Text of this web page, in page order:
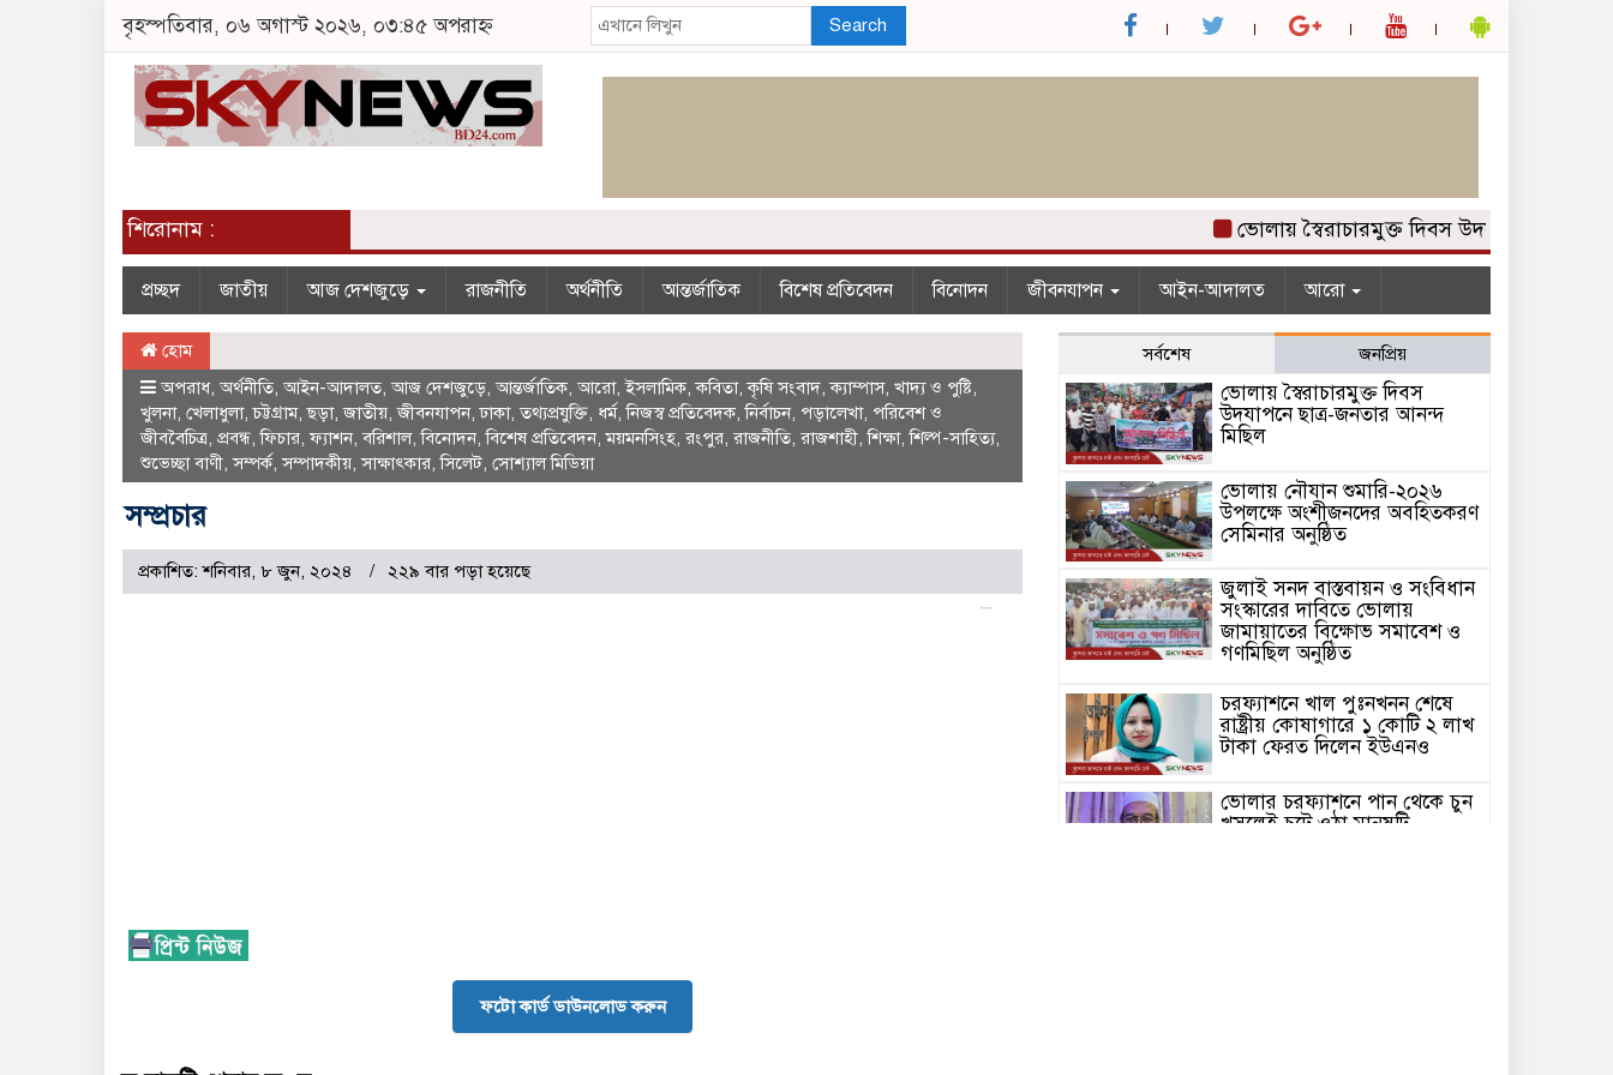
বৃহস্পতিবার, ০৬ অগাস্ট ২০২৬, ০৩:৪৫ অপরাহ্ন Search
শিরোনাম : ভোলায় স্বৈরাচারমুক্ত দিবস উদযাপনে ছাত্র-
প্রচ্ছদ জাতীয় আজ দেশজুড়ে রাজনীতি অর্থনীতি আন্তর্জাতিক বিশেষ প্রতিবেদন বিনোদন জীবনযাপন আইন-আদালত আরো
হোম
অপরাধ, অর্থনীতি, আইন-আদালত, আজ দেশজুড়ে, আন্তর্জাতিক, আরো,ইসলামিক,কবিতা,কৃষি সংবাদ,ক্যাম্পাস, খাদ্য ও পুষ্টি,
খুলনা, খেলাধুলা,চট্টগ্রাম,ছড়া,জাতীয়,জীবনযাপন,ঢাকা,তথ্যপ্রযুক্তি, ধর্ম,নিজস্ব প্রতিবেদক,নির্বাচন, পড়ালেখা, পরিবেশ ও
জীববৈচিত্র, প্রবন্ধ,ফিচার,ফ্যাশন,বরিশাল,বিনোদন,বিশেষ প্রতিবেদন,ময়মনসিংহ, রংপুর, রাজনীতি, রাজশাহী,শিক্ষা,শিল্প-সাহিত্য,
শুভেচ্ছা বাণী,সম্পর্ক,সম্পাদকীয়,সাক্ষাৎকার,সিলেট, সোশ্যাল মিডিয়া
সম্প্রচার
প্রকাশিত: শনিবার, ৮ জুন, ২০২৪ ২২৯ বার পড়া হয়েছে
ফটো কার্ড ডাউনলোড করুন
সর্বশেষ জনপ্রিয়
ভোলায় স্বৈরাচারমুক্ত দিবস
উদযাপনে ছাত্র-জনতার আনন্দ
মিছিল
ভোলায় নৌযান শুমারি-২০২৬
উপলক্ষে অংশীজনদের অবহিতকরণ
সেমিনার অনুষ্ঠিত
জুলাই সনদ বাস্তবায়ন ও সংবিধান
সংস্কারের দাবিতে ভোলায়
জামায়াতের বিক্ষোভ সমাবেশ ও
গণমিছিল অনুষ্ঠিত
চরফ্যাশনে খাল পুঃনখনন শেষে
রাষ্ট্রীয় কোষাগারে ১ কোটি ২ লাখ
টাকা ফেরত দিলেন ইউএনও
ভোলার চরফ্যাশনে পান থেকে চুন
খসলেই চটে ওঠা মানুষটি